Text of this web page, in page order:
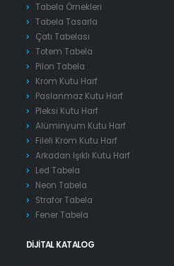
Tabela Örnekleri
Tabela Tasarla
Çatı Tabelası
Totem Tabela
Pilon Tabela
Krom Kutu Harf
Paslanmaz Kutu Harf
Pleksi Kutu Harf
Alüminyum Kutu Harf
Fileli Krom Kutu Harf
Arkadan Işıklı Kutu Harf
Led Tabela
Neon Tabela
Strafor Tabela
Fener Tabela
DIJITAL KATALOG